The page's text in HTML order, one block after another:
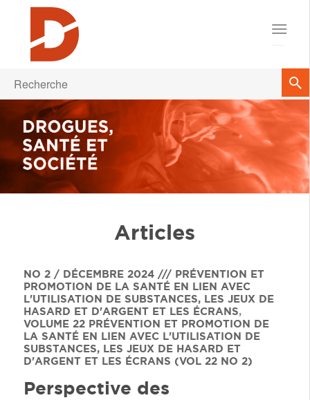
Articles
NO 2 / DÉCEMBRE 2024 /// PRÉVENTION ET
PROMOTION DE LA SANTÉ EN LIEN AVEC
L'UTILISATION DE SUBSTANCES, LES JEUX DE
HASARD ET D'ARGENT ET LES ÉCRANS,
VOLUME 22 PRÉVENTION ET PROMOTION DE
LA SANTÉ EN LIEN AVEC L'UTILISATION DE
SUBSTANCES, LES JEUX DE HASARD ET
D'ARGENT ET LES ÉCRANS (VOL 22 NO 2)
Perspective des